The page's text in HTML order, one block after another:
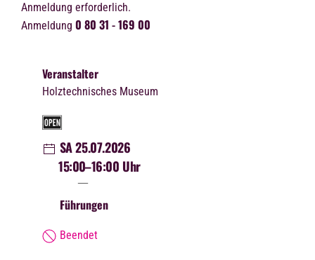
Anmeldung erforderlich.
Anmeldung 0 80 31 - 169 00
Veranstalter
Holztechnisches Museum
SA 25.07.2026
15:00–16:00 Uhr
Führungen
Beendet